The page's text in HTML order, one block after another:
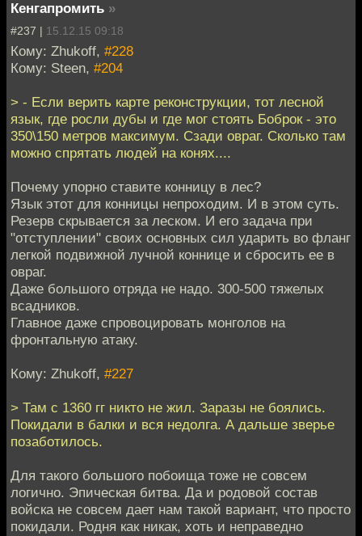
Кенгапромить »
#237 | 15.12.15 09:18
Кому: Zhukoff, #228
Кому: Steen, #204
> - Если верить карте реконструкции, тот лесной
язык, где росли дубы и где мог стоять Боброк - это
350\150 метров максимум. Сзади овраг. Сколько там
можно спрятать людей на конях....
Почему упорно ставите конницу в лес?
Язык этот для конницы непроходим. И в этом суть.
Резерв скрывается за леском. И его задача при
"отступлении" своих основных сил ударить во фланг
легкой подвижной лучной коннице и сбросить ее в
овраг.
Даже большого отряда не надо. 300-500 тяжелых
всадников.
Главное даже спровоцировать монголов на
фронтальную атаку.
Кому: Zhukoff, #227
> Там с 1360 гг никто не жил. Заразы не боялись.
Покидали в балки и вся недолга. А дальше зверье
позаботилось.
Для такого большого побоища тоже не совсем
логично. Эпическая битва. Да и родовой состав
войска не совсем дает нам такой вариант, что просто
покидали. Родня как никак, хоть и неправедно